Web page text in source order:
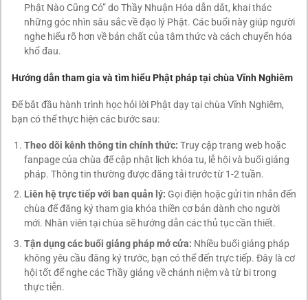
Phật Nào Cũng Có” do Thầy Nhuận Hóa dẫn dắt, khai thác
những góc nhìn sâu sắc về đạo lý Phật. Các buổi này giúp người
nghe hiểu rõ hơn về bản chất của tâm thức và cách chuyển hóa
khổ đau.
Hướng dẫn tham gia và tìm hiểu Phật pháp tại chùa Vĩnh Nghiêm
Để bắt đầu hành trình học hỏi lời Phật dạy tại chùa Vĩnh Nghiêm,
bạn có thể thực hiện các bước sau:
Theo dõi kênh thông tin chính thức: Truy cập trang web hoặc
fanpage của chùa để cập nhật lịch khóa tu, lễ hội và buổi giảng
pháp. Thông tin thường được đăng tải trước từ 1-2 tuần.
Liên hệ trực tiếp với ban quản lý: Gọi điện hoặc gửi tin nhắn đến
chùa để đăng ký tham gia khóa thiền cơ bản dành cho người
mới. Nhân viên tại chùa sẽ hướng dẫn các thủ tục cần thiết.
Tận dụng các buổi giảng pháp mở cửa: Nhiều buổi giảng pháp
không yêu cầu đăng ký trước, bạn có thể đến trực tiếp. Đây là cơ
hội tốt để nghe các Thầy giảng về chánh niệm và từ bi trong
thực tiễn.